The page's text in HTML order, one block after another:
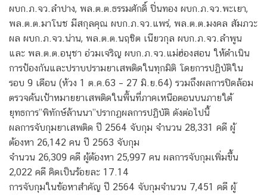
ผบก.ภ.จว.ลำปาง, พล.ต.ต.ธรรมศักดิ์ ปิ่นทอง ผบก.ภ.จว.พะเยา,
พล.ต.ต.มาโนช มีสกุลคุณ ผบก.ภ.จว.แพร่, พล.ต.ต.มงคล สัมภวะ
ผล ผบก.ภ.จว.น่าน, พล.ต.ต.นฤชิต เนียวกุล ผบก.ภ.จว.ลำพูน
และ พล.ต.ต.อนุชา อ่วมเจริญ ผบก.ภ.จว.แม่ฮ่องสอน ให้ดำเนิน
การป้องกันและปราบปรามยาเสพติดในทุกมิติ โดยการปฏิบัติใน
รอบ 9 เดือน (ห้วง 1 ต.ค.63 – 27 มิ.ย.64) รวมถึงผลการปิดล้อม
ตรวจค้นเป้าหมายยาเสพติดในพื้นที่ภาคเหนือตอนบนภายใต้
ยุทธการ”พิทักษ์ล้านนา”ปรากฏผลการปฏิบัติ ดังต่อไปนี้
ผลการจับกุมยาเสพติด ปี 2564 จับกุม จำนวน 28,331 คดี ผู้
ต้องหา 26,142 คน ปี 2563 จับกุม
จำนวน 26,309 คดี ผู้ต้องหา 25,997 คน ผลการจับกุมเพิ่มขึ้น
2,022 คดี คิดเป็นร้อยละ 17.14
การจับกุมในข้อหาสำคัญ ปี 2564 จับกุมจำนวน 7,451 คดี ผู้